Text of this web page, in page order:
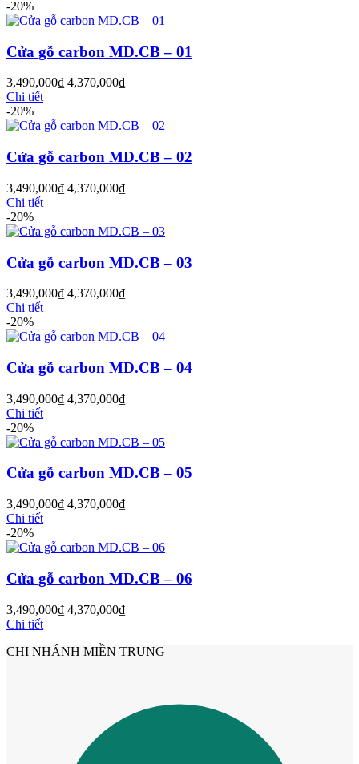
Cửa Nhựa Hàn Quốc
-20%
Cửa gỗ carbon MD.CB – 01
3,490,000₫ 4,370,000₫
Chi tiết
-20%
Cửa gỗ carbon MD.CB – 02
3,490,000₫ 4,370,000₫
Chi tiết
-20%
Cửa gỗ carbon MD.CB – 03
3,490,000₫ 4,370,000₫
Chi tiết
-20%
Cửa gỗ carbon MD.CB – 04
3,490,000₫ 4,370,000₫
Chi tiết
-20%
Cửa gỗ carbon MD.CB – 05
3,490,000₫ 4,370,000₫
Chi tiết
-20%
Cửa gỗ carbon MD.CB – 06
3,490,000₫ 4,370,000₫
Chi tiết
CHI NHÁNH MIỀN TRUNG